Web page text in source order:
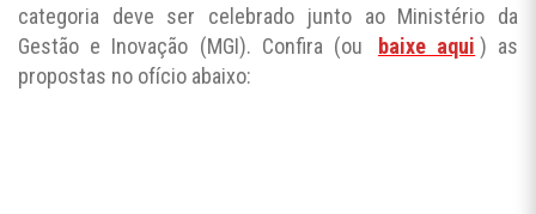
categoria deve ser celebrado junto ao Ministério da
Gestão e Inovação (MGI). Confira (ou
baixe aqui ) as
propostas no ofício abaixo: